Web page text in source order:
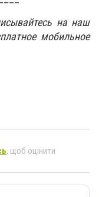
на наш
мобильное
, щоб оцінити